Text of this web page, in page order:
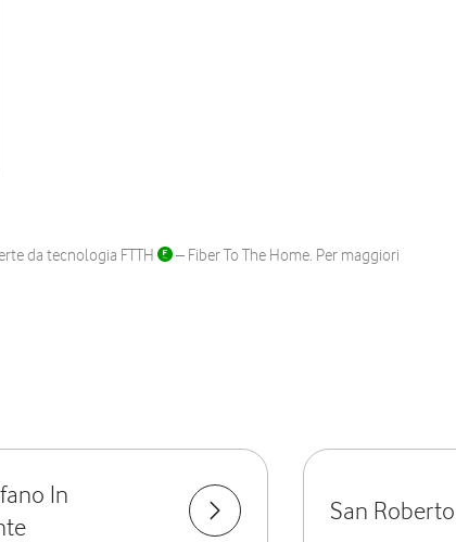
da tecnologia FTTH
– Fiber To The Home. Per maggiori
In
San Roberto